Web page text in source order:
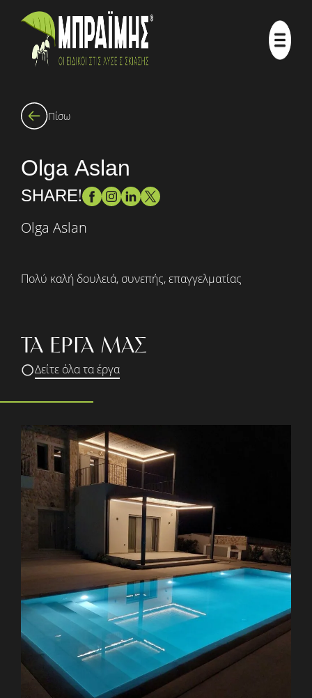
Πίσω
Olga Aslan
SHARE!
Olga Aslan
Πολύ καλή δουλειά, συνεπής, επαγγελματίας
ΤΑ ΕΡΓΑ ΜΑΣ
Δείτε όλα τα έργα